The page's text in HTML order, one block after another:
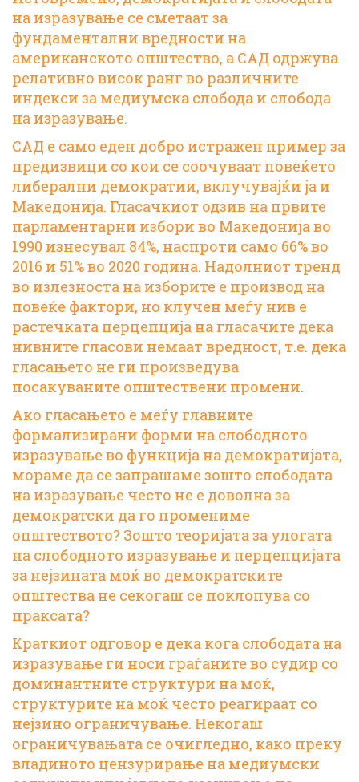
на изразување се сметаат за
фундаментални вредности на
американското општество, а САД одржува
релативно висок ранг во различните
индекси за медиумска слобода и слобода
на изразување.
САД е само еден добро истражен пример за
предизвици со кои се соочуваат повеќето
либерални демократии, вклучувајќи ја и
Македонија. Гласачкиот одзив на првите
парламентарни избори во Македонија во
1990 изнесувал 84%, наспроти само 66% во
2016 и 51% во 2020 година. Надолниот тренд
во излезноста на изборите е производ на
повеќе фактори, но клучен меѓу нив е
растечката перцепција на гласачите дека
нивните гласови немаат вредност, т.е. дека
гласањето не ги произведува
посакуваните општествени промени.
Ако гласањето е меѓу главните
формализирани форми на слободното
изразување во функција на демократијата,
мораме да се запрашаме зошто слободата
на изразување често не е доволна за
демократски да го промениме
општеството? Зошто теоријата за улогата
на слободното изразување и перцепцијата
за нејзината моќ во демократските
општества не секогаш се поклопува со
праксата?
Краткиот одговор е дека кога слободата на
изразување ги носи граѓаните во судир со
доминантните структури на моќ,
структурите на моќ често реагираат со
нејзино ограничување. Некогаш
ограничувањата се очигледно, како преку
владиното цензурирање на медиумски